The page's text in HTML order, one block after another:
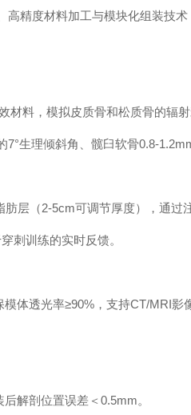
度材料加工与模块化组装技术
料，模拟皮质骨和松质骨的辐射
理倾斜角、髋臼软骨0.8-
（2-5cm可调节厚度），通过
训练的实时反馈。
透光率≥90%，支持CT/MRI影
解剖位置误差＜0.5mm。